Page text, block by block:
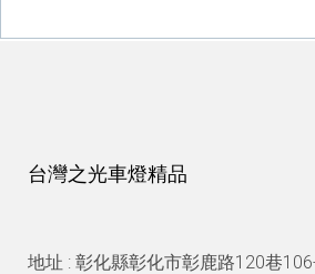
台灣之光車燈精品
地址 : 彰化縣彰化市彰鹿路120巷